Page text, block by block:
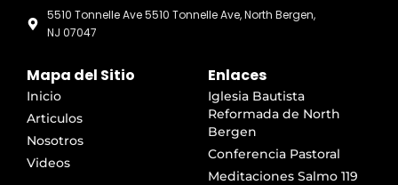
5510 Tonnelle Ave 5510 Tonnelle Ave, North Bergen,
NJ 07047
Mapa del Sitio
Inicio
Articulos
Nosotros
Videos
Enlaces
Iglesia Bautista
Reformada de North
Bergen
Conferencia Pastoral
Meditaciones Salmo 119